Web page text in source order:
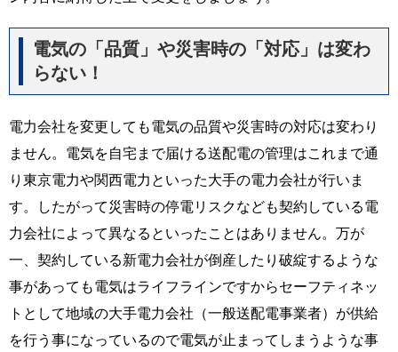
電気の「品質」や災害時の「対応」は変わ
らない！
電力会社を変更しても電気の品質や災害時の対応は変わり
ません。電気を自宅まで届ける送配電の管理はこれまで通
り東京電力や関西電力といった大手の電力会社が行いま
す。したがって災害時の停電リスクなども契約している電
力会社によって異なるといったことはありません。万が
一、契約している新電力会社が倒産したり破綻するような
事があっても電気はライフラインですからセーフティネッ
トとして地域の大手電力会社（一般送配電事業者）が供給
を行う事になっているので電気が止まってしまうような事